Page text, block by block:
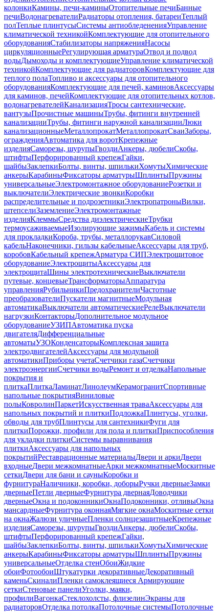
колонкиКамины, печи-каминыОтопительные печиБанные
печиВодонагревателиРадиаторы отопления, батареиТеплый
полТеплые плинтусыСистемы антиобледененияУправление
климатической техникойКомплектующие для отопительного
оборудованияСтабилизаторы напряженияНасосы
циркуляционныеРегулирующая арматураОтвод и подвод
водыДымоходы и комплектующиеУправление климатической
техникойКомплектующие для радиаторовКомплектующие для
теплого полаТопливо и аксессуары для отопительного
оборудованияКомплектующие для печей, каминовАксессуары
для каминов, печейКомплектующие для отопительных котлов,
водонагревателейКанализацияТросы сантехнические,
вантузыПрочистные машиныТрубы, фитинги внутренней
канализацииТрубы, фитинги наружной канализацииЛюки
канализационныеМеталлопрокатМеталлопрокатСваиЗаборы,
огражденияАвтоматика для воротКрепежные
изделияСаморезы, шурупыГвоздиАнкеры, дюбелиСкобы,
штифтыПерфорированный крепежГайки,
шайбыЗаклепкиБолты, винты, шпилькиХомутыХимические
анкерыКарабиныФиксаторы арматурыШплинтыПружины
универсальныеЭлектромонтажное оборудованиеРозетки и
выключателиЭлектрические звонкиКоробки
распределительные и подрозетникиЭлектропатроныВилки,
штепселиЗаземлениеЭлектромонтажные
изделияКлеммыСредства диэлектрическиеТрубки
термоусаживаемыеИзолирующие зажимыКабель и системы
для прокладкиКороба, трубы, металлорукавСиловой
кабельНаконечники, гильзы кабельныеАксессуары для труб,
коробовКабельный крепежАрматура СИПЭлектрощитовое
оборудованиеЭлектрощитыАксессуары для
электрощитаШины электротехническиеВыключатели
путевые, концевыеТрансформаторыАппаратура
управленияРубильникиПредохранителиЧастотные
преобразователиПускатели магнитныеМодульная
автоматикаВыключатели автоматическиеРелеВыключатели
нагрузкиКонтакторыДополнительное модульное
оборудованиеУЗИПАвтоматика пуска
двигателяДифференциальные
автоматыУЗОКонденсаторыКомплексная защита
электродвигателейАксессуары для модульной
автоматикиПриборы учетаСчетчики газаСчетчики
электроэнергииСчетчики водыРемонт и отделкаНапольные
покрытия и
плиткаПлиткаЛаминатЛинолеумКерамогранитСпортивные
напольные покрытияВиниловые
полыКовролинПаркетИскусственная траваАксессуары для
напольных покрытий и плиткиПодложкаПлинтусы, уголки,
обводы для трубПлинтусы для сантехникиФуги для
плиткиПорожки, профили для пола и плиткиПриспособления
для укладки плиткиСистемы выравнивания
плиткиАксессуары для напольных
покрытийРеставрационные материалыДвери и аркиДвери
входныеДвери межкомнатныеАрки межкомнатныеМоскитные
сеткиДвери для бани и сауныКоробки и
фурнитураНаличники, коробки, доборыРучки дверныеЗамки
дверныеПетли дверныеФурнитура двернаяДоводчики
дверныеОкна и подоконникиОкнаПодоконники, отливыОкна
мансардныеФурнитура оконнаяМягкие окнаМоскитные сетки
на окнаЖалюзи уличныеПленки солнцезащитныеКрепежные
изделияСаморезы, шурупыГвоздиАнкеры, дюбелиСкобы,
штифтыПерфорированный крепежГайки,
шайбыЗаклепкиБолты, винты, шпилькиХомутыХимические
анкерыКарабиныФиксаторы арматурыШплинтыПружины
универсальныеОтделка стенОбоиЖидкие
обоиФотообоиШтукатурки декоративныеДекоративный
каменьСкиналиПленки самоклеящиеся Армирующие
сеткиСтеновые панелиУголки, маяки,
профилиВагонкаСтеклохолсты, флизелинЭкраны для
радиаторовОтделка потолкаПотолочные системыПотолочные